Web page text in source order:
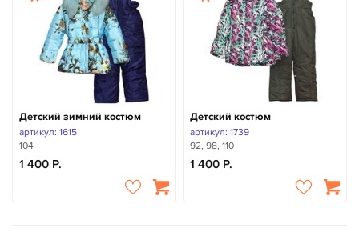
Детский зимний костюм
артикул: 1615
104
1 400
Детский костюм
артикул: 1739
92, 98, 110
1 400